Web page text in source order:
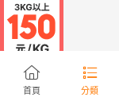
首頁 分類